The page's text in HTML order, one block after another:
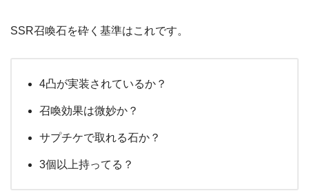
SSR召喚石を砕く基準はこれです。
4凸が実装されているか？
召喚効果は微妙か？
サプチケで取れる石か？
3個以上持ってる？